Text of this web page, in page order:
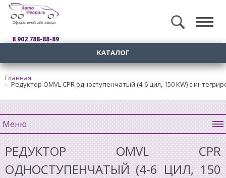
Официальный сайт завода
8 902 788-88-89
КАТАЛОГ
Главная
Редуктор OMVL CPR одноступенчатый (4-6 цил, 150 KW) с
Меню
РЕДУКТОР OMVL CPR
ОДНОСТУПЕНЧАТЫЙ (4-6 ЦИЛ, 150